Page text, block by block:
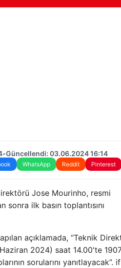
•Güncellendi: 03.06.2024 16:14
WhatsApp Reddit Pinterest
Jose Mourinho, resmi
sonra ilk basın toplantısını
açıklamada, “Teknik
2024) saat 14.00'te
sorularını yanıtlayacak”.